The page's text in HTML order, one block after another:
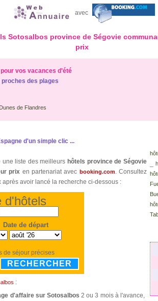
avec
Sotosalbos province de Ségovie
prix
vos vacances d'été
des plages
de Flandres
d'un simple clic ...
une liste des meilleurs hôtels province de Ségovie
prix en partenariat avec booking.com. Consultez
après avoir lancé la recherche ci-dessous :
d'hôtels
Date de départ
de séjour précises
RECHERCHER
:
d'affaire sur Sotosalbos2 ou 3 mois à l'avance,
_